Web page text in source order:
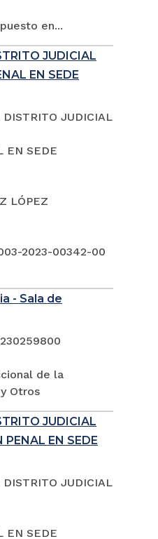
en...
JUDICIAL
EN SEDE
DISTRITO JUDICIAL
EN SEDE
LÓPEZ
2023-00342-00
- Sala de
de la
Otros
JUDICIAL
PENAL EN SEDE
DISTRITO JUDICIAL
EN SEDE